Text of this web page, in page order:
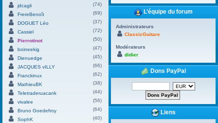
jdcagli
(74)
FrereBenoît
(69)
DOGUET Léo
(37)
Cassiel
(72)
Pierrotinot
(50)
boineekig
(47)
Dienuedge
(45)
JACQUES vILLY
(66)
Franckinux
(62)
MathieuBK
(38)
Teletraderuacank
(44)
vivalee
(56)
Bruno Goedefroy
(64)
SophK
(40)
L’équipe du forum
Administrateurs
ClassicGuitare
Modérateurs
didier
Dons PayPal
Liens